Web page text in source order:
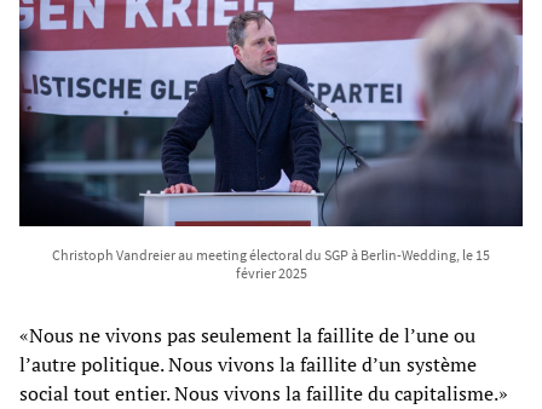
Christoph Vandreier au meeting électoral du SGP à Berlin-Wedding, le 15
février 2025
«Nous ne vivons pas seulement la faillite de l’une ou
l’autre politique. Nous vivons la faillite d’un système
social tout entier. Nous vivons la faillite du capitalisme.»